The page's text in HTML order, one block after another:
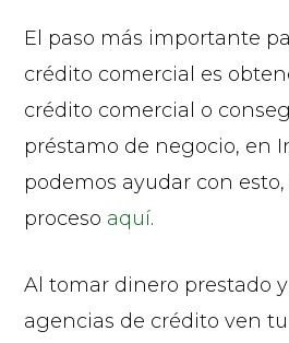
El paso más importante
crédito comercial es
crédito comercial o
préstamo de negocio, en
podemos ayudar con
proceso aquí.
Al tomar dinero prestado
agencias de crédito ven